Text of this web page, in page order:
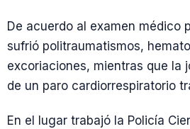
De acuerdo al examen médico
sufrió politraumatismos,
excoriaciones, mientras que la
de un paro cardiorrespiratorio
En el lugar trabajó la Policía